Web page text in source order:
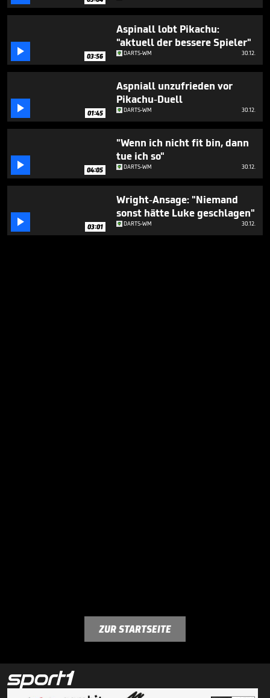
 03:56
Aspinall lobt Pikachu:
"aktuell der bessere Spieler"
DARTS-WM 30.12.
 01:45
Aspniall unzufrieden vor
Pikachu-Duell
DARTS-WM 30.12.
 04:05
"Wenn ich nicht fit bin, dann
tue ich so"
DARTS-WM 30.12.
 03:01
Wright-Ansage: "Niemand
sonst hätte Luke geschlagen"
DARTS-WM 30.12.
ZUR STARTSEITE